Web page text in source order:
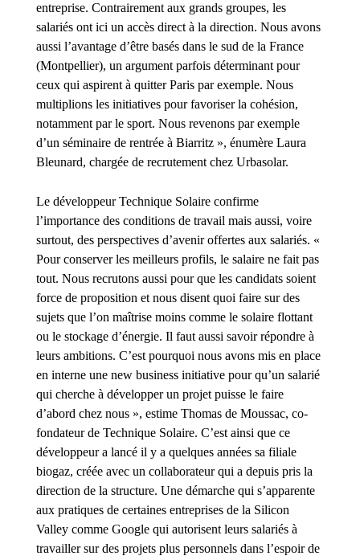
entreprise. Contrairement aux grands groupes, les
salariés ont ici un accès direct à la direction. Nous avons
aussi l’avantage d’être basés dans le sud de la France
(Montpellier), un argument parfois déterminant pour
ceux qui aspirent à quitter Paris par exemple. Nous
multiplions les initiatives pour favoriser la cohésion,
notamment par le sport. Nous revenons par exemple
d’un séminaire de rentrée à Biarritz », énumère Laura
Bleunard, chargée de recrutement chez Urbasolar.
Le développeur Technique Solaire confirme
l’importance des conditions de travail mais aussi, voire
surtout, des perspectives d’avenir offertes aux salariés. «
Pour conserver les meilleurs profils, le salaire ne fait pas
tout. Nous recrutons aussi pour que les candidats soient
force de proposition et nous disent quoi faire sur des
sujets que l’on maîtrise moins comme le solaire flottant
ou le stockage d’énergie. Il faut aussi savoir répondre à
leurs ambitions. C’est pourquoi nous avons mis en place
en interne une new business initiative pour qu’un salarié
qui cherche à développer un projet puisse le faire
d’abord chez nous », estime Thomas de Moussac, co-
fondateur de Technique Solaire. C’est ainsi que ce
développeur a lancé il y a quelques années sa filiale
biogaz, créée avec un collaborateur qui a depuis pris la
direction de la structure. Une démarche qui s’apparente
aux pratiques de certaines entreprises de la Silicon
Valley comme Google qui autorisent leurs salariés à
travailler sur des projets plus personnels dans l’espoir de